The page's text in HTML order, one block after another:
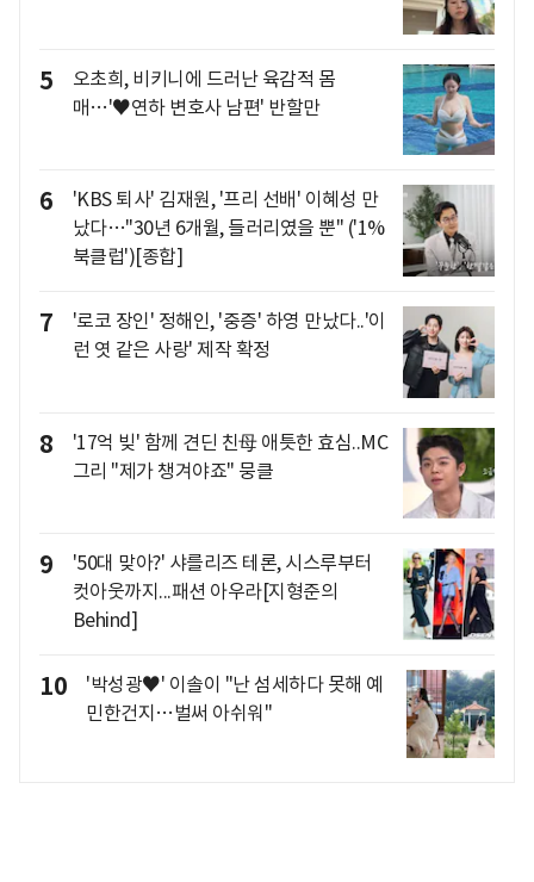
5
오초희, 비키니에 드러난 육감적 몸
매…'♥연하 변호사 남편' 반할만
6
'KBS 퇴사' 김재원, '프리 선배' 이혜성 만
났다…"30년 6개월, 들러리였을 뿐" ('1%
북클럽')[종합]
7
'로코 장인' 정해인, '중증' 하영 만났다..'이
런 엿 같은 사랑' 제작 확정
8
'17억 빚' 함께 견딘 친母 애틋한 효심..MC
그리 "제가 챙겨야죠" 뭉클
9
'50대 맞아?' 샤를리즈 테론, 시스루부터
컷아웃까지...패션 아우라[지형준의
Behind]
10
'박성광♥' 이솔이 "난 섬세하다 못해 예
민한건지…벌써 아쉬워"